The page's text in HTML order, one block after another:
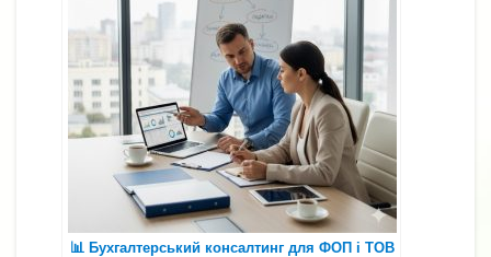
📊 Бухгалтерський консалтинг для ФОП і ТОВ